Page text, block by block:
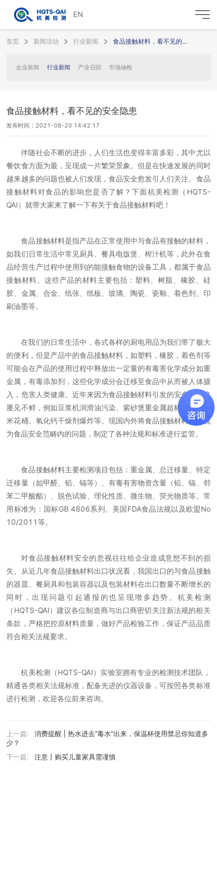
EN
首页 新闻活动 行业新闻 食品接触材料，看不见的安全隐患
企业新闻 行业新闻 产业召回 市场抽检
食品接触材料，看不见的安全隐患
发布时间：2021-08-20 14:42:17
伴随社会不断的进步，人们生活也变得丰富多彩，其中尤以
餐饮食方面为最，呈现成一片繁荣景象。但是在快速发展的同时
越来越多的问题也被人们发现，食品安全愈发引人们关注。食品
接触材料对食品的影响您是否了解？下面杭美检测（HQTS-
QAI）就带大家来了解一下有关于食品接触材料吧！
食品接触材料是指产品在正常使用中与食品有接触的材料，
如我们日常生活中常见厨具、餐具电饭煲、榨汁机等，此外在食
品经营生产过程中使用到的能接触食物的设备工具，都属于食品
接触材料。这些产品的材料主要包括：塑料、树脂、橡胶、硅
胶、金属、合金、纸张、纸板、玻璃、陶瓷、瓷釉、着色剂、印
刷油墨等。
在我们的日常生活中，各式各样的厨电用品为我们带了极大
的便利，但是产品中的食品接触材料，如塑料，橡胶，着色剂等
可能会在产品的使用过程中释放出一定量的有毒害化学成分如重
金属，有毒添加剂，这些化学成分会迁移至食品中从而被人体摄
入，危害人类健康。近年来因为食品接触材料引发的安全事件也
屡见不鲜，例如豆浆机润滑油污染、紫砂煲重金属超标、荧光爆
米花桶、氧化钙干燥剂爆炸等。现国内外将食品接触材料安全视
为食品安全范畴内的问题，制定了各种法规和标准进行监管。
食品接触材料主要检测项目包括：重金属、总迁移量、特定
迁移量（如甲醛、铅、镉等）、有毒有害物资含量（铅、镉、邻
苯二甲酸酯）、脱色试验、理化性质、微生物、荧光物质等。常
用标准为：国标GB 4806系列、美国FDA食品法规以及欧盟No
10/2011等。
对食品接触材料安全的忽视往往给企业造成意想不到的损
失。从近几年食品接触材料出口状况看，我国出口的与食品接触
的器皿、餐厨具和包装容器以及包装材料在出口数量不断增长的
同时，出现问题引起通报的也呈现增多趋势。杭美检测
（HQTS-QAI）建议各位制造商与出口商密切关注新法规的相关
条款，严格把控原材料质量，做好产品检验工作，保证产品品质
符合相关法规要求。
杭美检测（HQTS-QAI）实验室拥有专业的检测技术团队，
精通各类相关法规标准，配备先进的仪器设备，可按照各类标准
进行检测，欢迎各位前来咨询。
上一篇:
消费提醒 | 热水进去“毒水”出来，保温杯使用禁忌你知道多
少？
下一篇:
注意丨购买儿童家具需谨慎